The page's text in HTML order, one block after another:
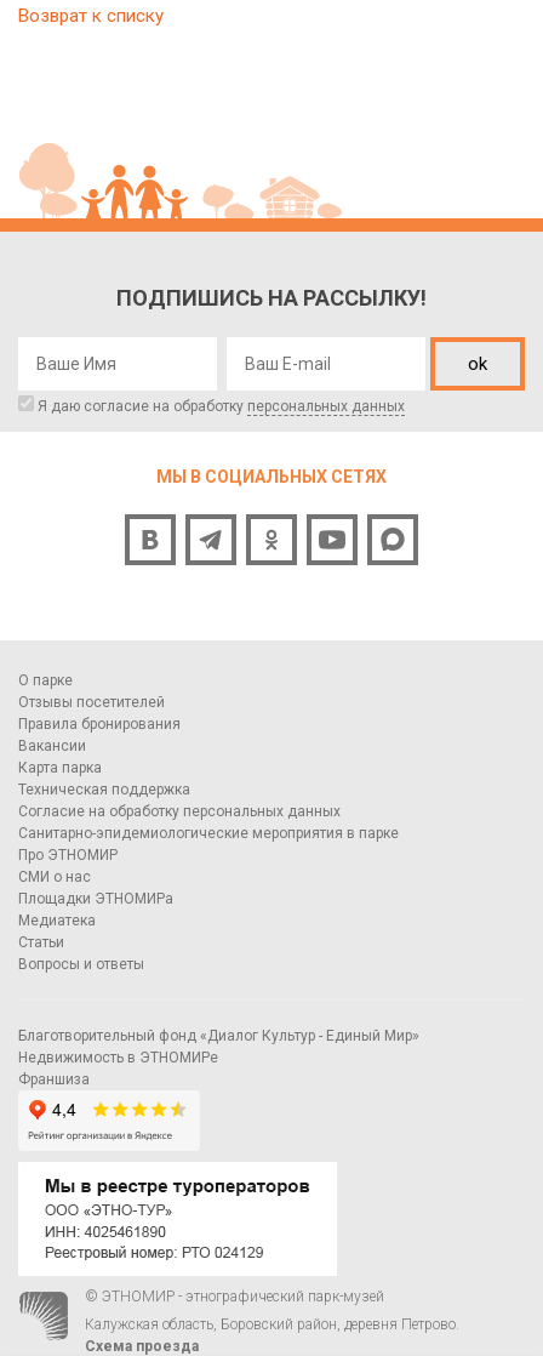
Возврат к списку
ПОДПИШИСЬ НА РАССЫЛКУ!
ok
Я даю согласие на обработку персональных данных
МЫ В СОЦИАЛЬНЫХ СЕТЯХ
О парке
Отзывы посетителей
Правила бронирования
Вакансии
Карта парка
Техническая поддержка
Согласие на обработку персональных данных
Санитарно-эпидемиологические мероприятия в парке
Про ЭТНОМИР
СМИ о нас
Площадки ЭТНОМИРа
Медиатека
Статьи
Вопросы и ответы
Благотворительный фонд «Диалог Культур - Единый Мир»
Недвижимость в ЭТНОМИРе
Франшиза
© ЭТНОМИР - этнографический парк-музей
Калужская область, Боровский район, деревня Петрово.
Схема проезда